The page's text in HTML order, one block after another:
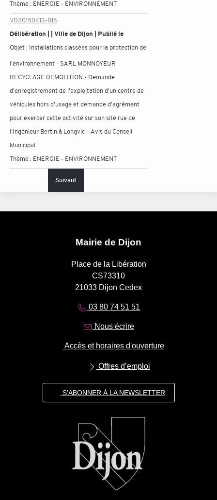
Thème : ENERGIE - ENVIRONNEMENT
VD20150413-016
Délibération | | Ville de Dijon | Publié le
Objet : Installations classées pour la protection de
l'environnement - SARL MONNOYEUR
RECYCLAGE DEMOLITION - Demande
d'enregistrement de l'exploitation d'un centre de
véhicules hors d'usage et demande d'agrément
pour exercer cette activité sur son site rue de
l'Ingénieur Bertin à Longvic – Avis du Conseil
Municipal
Thème : ENERGIE - ENVIRONNEMENT
Suivant
Mairie de Dijon
Place de la Libération
CS73310
21033 Dijon Cedex
03 80 74 51 51
Nous écrire
Accès et horaires d'ouverture
Offres d’emploi
S'ABONNER À LA NEWSLETTER